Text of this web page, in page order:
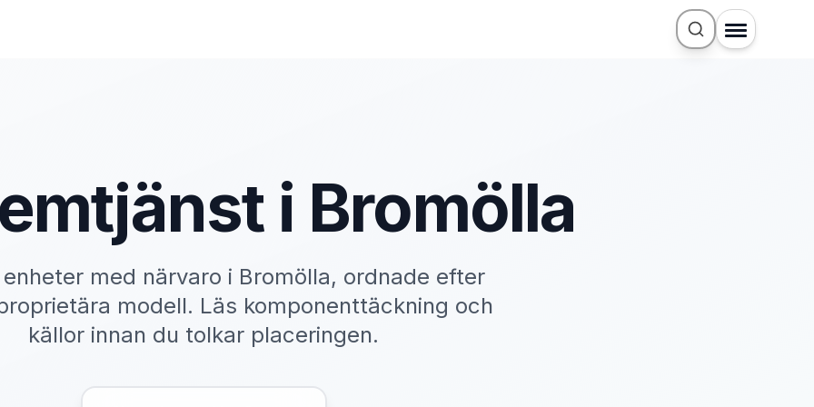
i Bromölla
enheter med närvaro i Bromölla, ordnade efter
modell. Läs komponenttäckning och
källor innan du tolkar placeringen.